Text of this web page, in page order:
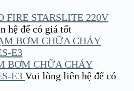
FIRE STARSLITE 220V
hệ để có giá tốt
BƠM CHỮA CHÁY
E3 Vui lòng liên hệ để có